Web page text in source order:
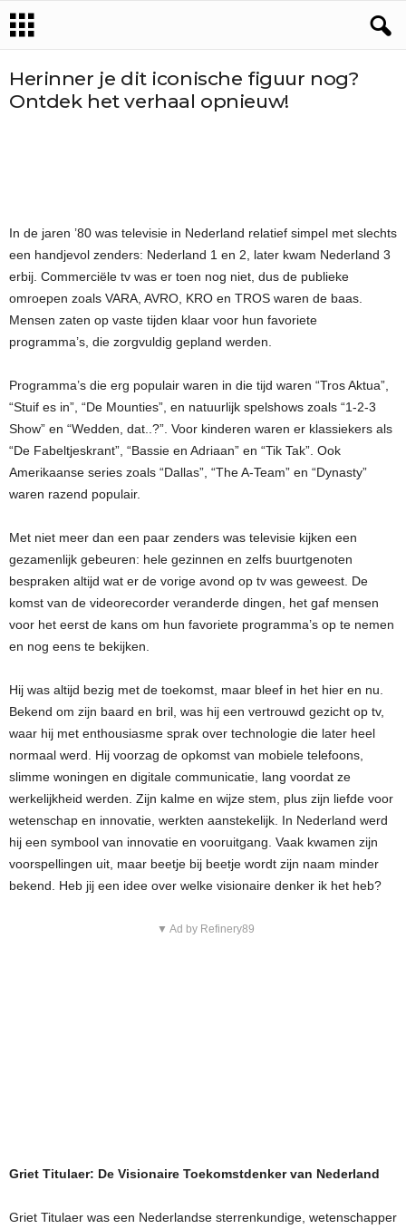
Herinner je dit iconische figuur nog?
Ontdek het verhaal opnieuw!
In de jaren ’80 was televisie in Nederland relatief simpel met slechts
een handjevol zenders: Nederland 1 en 2, later kwam Nederland 3
erbij. Commerciële tv was er toen nog niet, dus de publieke
omroepen zoals VARA, AVRO, KRO en TROS waren de baas.
Mensen zaten op vaste tijden klaar voor hun favoriete
programma’s, die zorgvuldig gepland werden.
Programma’s die erg populair waren in die tijd waren “Tros Aktua”,
“Stuif es in”, “De Mounties”, en natuurlijk spelshows zoals “1-2-3
Show” en “Wedden, dat..?”. Voor kinderen waren er klassiekers als
“De Fabeltjeskrant”, “Bassie en Adriaan” en “Tik Tak”. Ook
Amerikaanse series zoals “Dallas”, “The A-Team” en “Dynasty”
waren razend populair.
Met niet meer dan een paar zenders was televisie kijken een
gezamenlijk gebeuren: hele gezinnen en zelfs buurtgenoten
bespraken altijd wat er de vorige avond op tv was geweest. De
komst van de videorecorder veranderde dingen, het gaf mensen
voor het eerst de kans om hun favoriete programma’s op te nemen
en nog eens te bekijken.
Hij was altijd bezig met de toekomst, maar bleef in het hier en nu.
Bekend om zijn baard en bril, was hij een vertrouwd gezicht op tv,
waar hij met enthousiasme sprak over technologie die later heel
normaal werd. Hij voorzag de opkomst van mobiele telefoons,
slimme woningen en digitale communicatie, lang voordat ze
werkelijkheid werden. Zijn kalme en wijze stem, plus zijn liefde voor
wetenschap en innovatie, werkten aanstekelijk. In Nederland werd
hij een symbool van innovatie en vooruitgang. Vaak kwamen zijn
voorspellingen uit, maar beetje bij beetje wordt zijn naam minder
bekend. Heb jij een idee over welke visionaire denker ik het heb?
▼ Ad by Refinery89
Griet Titulaer: De Visionaire Toekomstdenker van Nederland
Griet Titulaer was een Nederlandse sterrenkundige, wetenschapper